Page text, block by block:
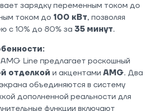
зарядку переменным током до
током до 100 кВт, позволяя
с 10% до 80% за 35 минут.
Line предлагает роскошный
отделкой и акцентами AMG. Два
объединяются в систему
дополненной реальности для
функции включают